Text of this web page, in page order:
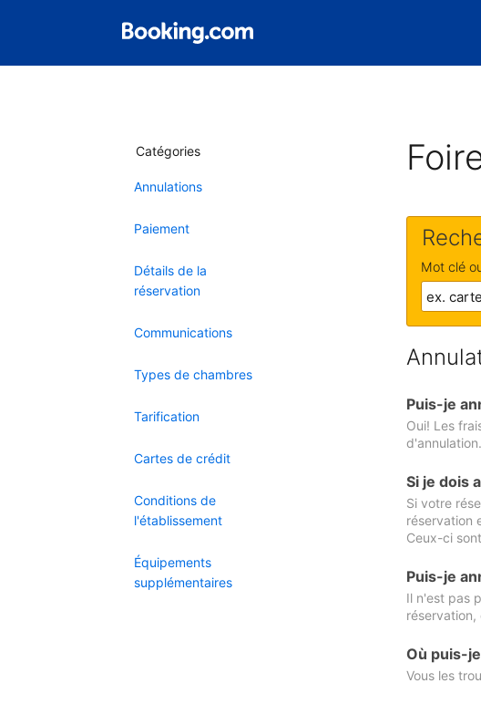
Catégories
Annulations
Paiement
Détails de la
réservation
Communications
Types de chambres
Tarification
Cartes de crédit
Conditions de
l'établissement
Équipements
supplémentaires
Mot clé
Puis-je
Oui! Les
Si je dois
Si votre
réservation
Ceux-ci
Puis-je
Il n'est pas
Où puis-
Vous les